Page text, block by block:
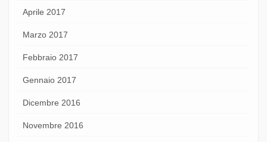
Aprile 2017
Marzo 2017
Febbraio 2017
Gennaio 2017
Dicembre 2016
Novembre 2016